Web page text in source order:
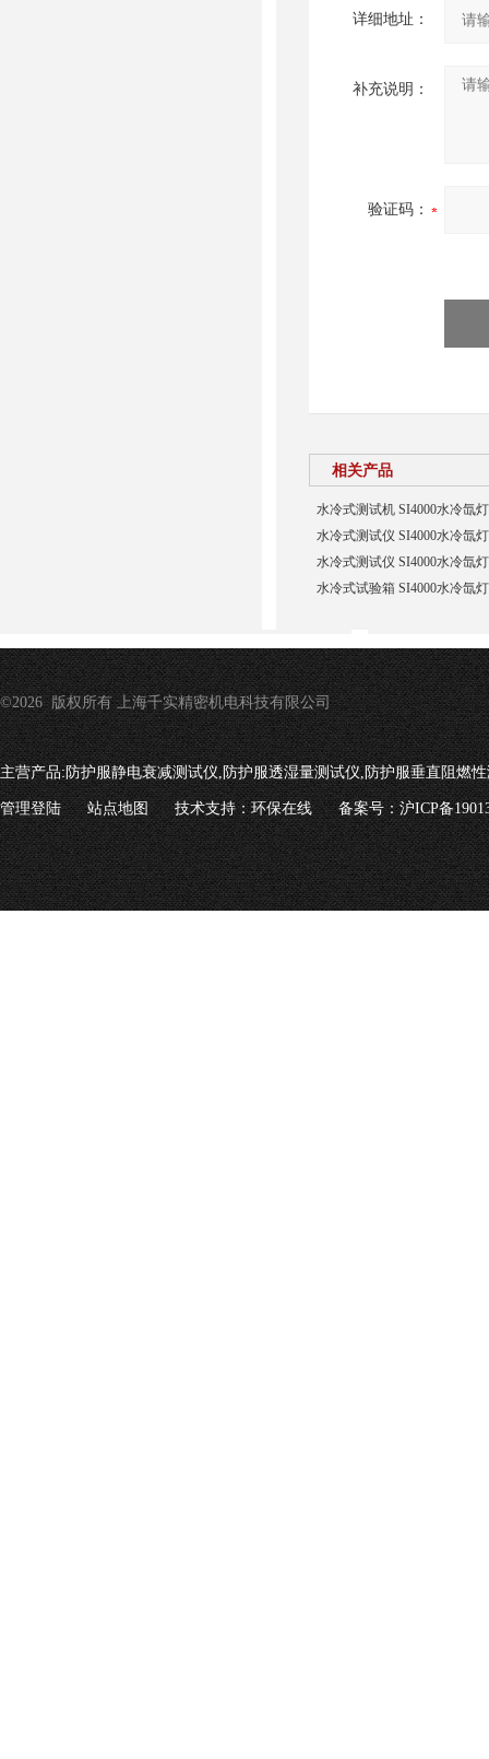
详细地址：
补充说明：
验证码：
相关产品
水冷式测试机 SI4000水冷氙
水冷式测试仪 SI4000水冷氙
水冷式测试仪 SI4000水冷氙
水冷式试验箱 SI4000水冷氙
©2026 版权所有 上海千实精密机电科技有限公司
主营产品:防护服静电衰减测试仪,防护服透湿量测试仪,防护服垂直阻燃
管理登陆 站点地图 技术支持：环保在线 备案号：沪ICP备